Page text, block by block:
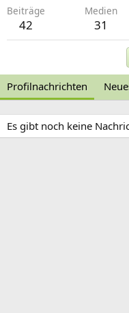
Beiträge
42
Medien
31
Profilnachrichten
Es gibt noch keine